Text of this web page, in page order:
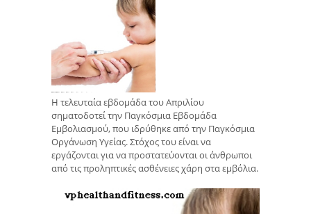
Η τελευταία εβδομάδα του Απριλίου
σηματοδοτεί την Παγκόσμια Εβδομάδα
Εμβολιασμού, που ιδρύθηκε από την Παγκόσμια
Οργάνωση Υγείας. Στόχος του είναι να
εργάζονται για να προστατεύονται οι άνθρωποι
από τις προληπτικές ασθένειες χάρη στα εμβόλια.